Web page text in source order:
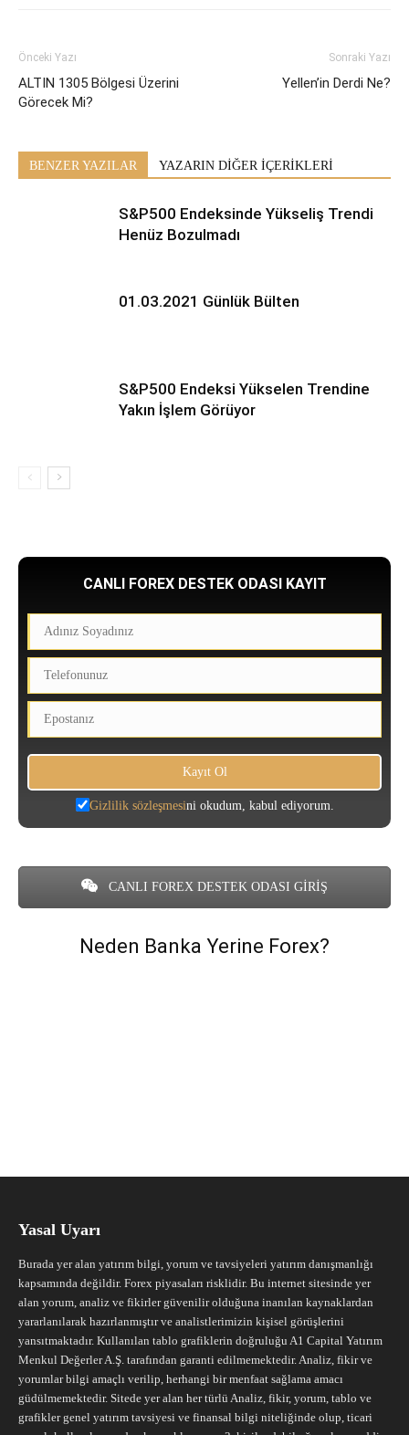
Önceki Yazı
ALTIN 1305 Bölgesi Üzerini
Görecek Mi?
Sonraki Yazı
Yellen’in Derdi Ne?
BENZER YAZILAR YAZARIN DİĞER İÇERİKLERİ
S&P500 Endeksinde Yükseliş Trendi
Henüz Bozulmadı
01.03.2021 Günlük Bülten
S&P500 Endeksi Yükselen Trendine
Yakın İşlem Görüyor
CANLI FOREX DESTEK ODASI KAYIT
Gizlilik sözleşmesini okudum, kabul ediyorum.
CANLI FOREX DESTEK ODASI GİRİŞ
Neden Banka Yerine Forex?
Yasal Uyarı
Burada yer alan yatırım bilgi, yorum ve tavsiyeleri yatırım danışmanlığı
kapsamında değildir. Forex piyasaları risklidir. Bu internet sitesinde yer
alan yorum, analiz ve fikirler güvenilir olduğuna inanılan kaynaklardan
yararlanılarak hazırlanmıştır ve analistlerimizin kişisel görüşlerini
yansıtmaktadır. Kullanılan tablo grafiklerin doğruluğu A1 Capital Yatırım
Menkul Değerler A.Ş. tarafından garanti edilmemektedir. Analiz, fikir ve
yorumlar bilgi amaçlı verilip, herhangi bir menfaat sağlama amacı
güdülmemektedir. Sitede yer alan her türlü Analiz, fikir, yorum, tablo ve
grafikler genel yatırım tavsiyesi ve finansal bilgi niteliğinde olup, ticari